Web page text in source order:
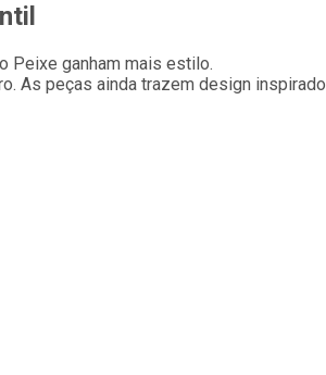
Peixe ganham mais estilo.
As peças ainda trazem design inspirado